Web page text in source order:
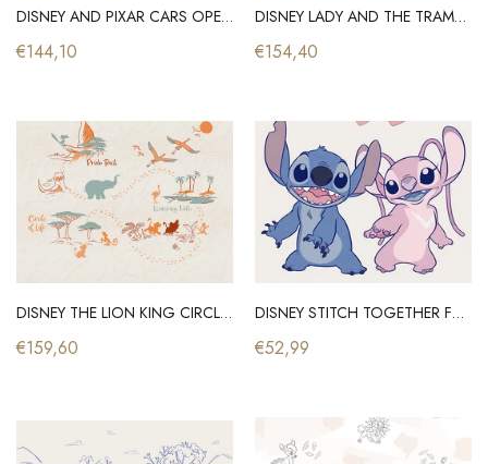
DISNEY AND PIXAR CARS OPEN ROAD
€144,10
DISNEY LADY AND THE TRAMP SWEET HOME
€154,40
DISNEY THE LION KING CIRCLE OF LIFE
€159,60
DISNEY STITCH TOGETHER FOREVER
€52,99